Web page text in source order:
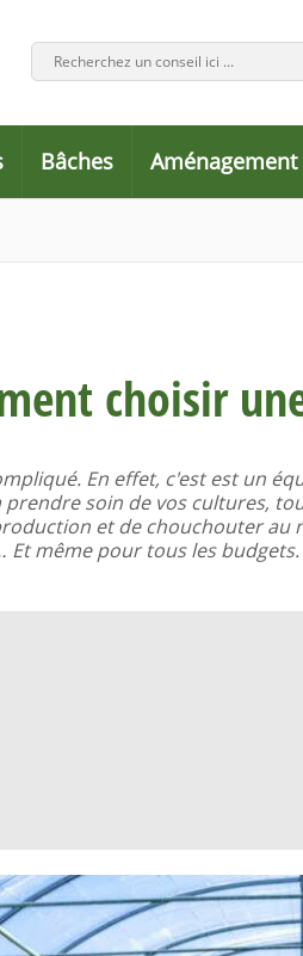
Bâches Aménagement
choisir
En effet, c'est est un
soin de vos cultures,
et de chouchouter
même pour tous les